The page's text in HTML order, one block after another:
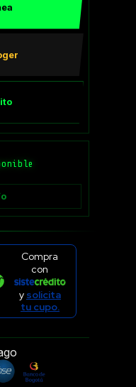
Compra
con
y solicita
tu cupo.